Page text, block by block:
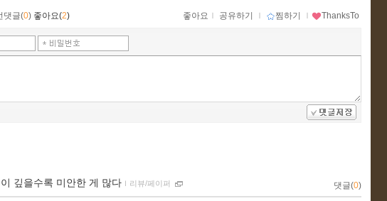
댓글(0) 좋아요(2) 좋아요 ｌ 공유하기 ｌ 찜하기 ｌ ThanksTo
깊을수록 미안한 게 많다 ｌ 리뷰/페이퍼 댓글(0)